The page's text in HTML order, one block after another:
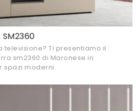
SM2360
televisione? Ti presentiamo il
sm2360 di Maronese in
spazi moderni.